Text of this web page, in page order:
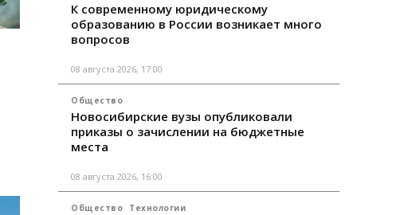
К современному юридическому
образованию в России возникает много
вопросов
08 августа 2026, 17:00
Общество
Новосибирские вузы опубликовали
приказы о зачислении на бюджетные
места
08 августа 2026, 16:00
Общество Технологии